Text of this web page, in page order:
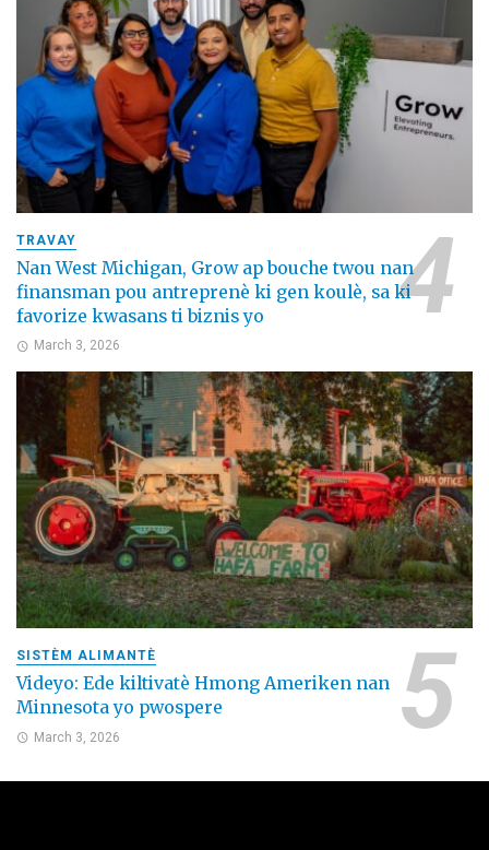
TRAVAY
Nan West Michigan, Grow ap bouche twou nan
finansman pou antreprenè ki gen koulè, sa ki
favorize kwasans ti biznis yo
March 3, 2026
SISTÈM ALIMANTÈ
Videyo: Ede kiltivatè Hmong Ameriken nan
Minnesota yo pwospere
March 3, 2026